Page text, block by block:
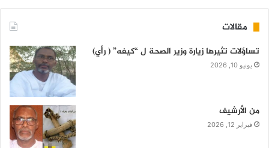
مقالات
تساؤلات تثيرها زيارة وزير الصحة ل “كيفه” ( رأي)
يونيو 10, 2026
من الأرشيف
فبراير 12, 2026